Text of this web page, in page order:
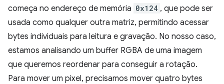
começa no endereço de memória 0x124 , que pode ser
usada como qualquer outra matriz, permitindo acessar
bytes individuais para leitura e gravação. No nosso caso,
estamos analisando um buffer RGBA de uma imagem
que queremos reordenar para conseguir a rotação.
Para mover um pixel, precisamos mover quatro bytes